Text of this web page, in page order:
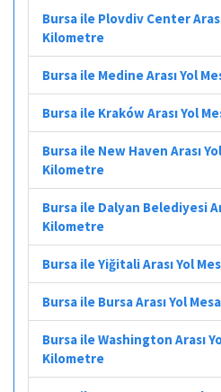
Bursa ile Plovdiv Center
Kilometre
Bursa ile Medine Arası Yol
Bursa ile Kraków Arası Yol
Bursa ile New Haven Arası
Kilometre
Bursa ile Dalyan Belediyesi
Kilometre
Bursa ile Yiğitali Arası Yol
Bursa ile Bursa Arası Yol
Bursa ile Washington Arası
Kilometre